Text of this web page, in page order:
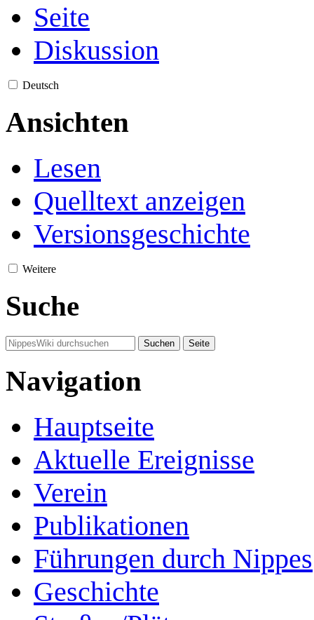
Seite
Diskussion
Deutsch
Ansichten
Lesen
Quelltext anzeigen
Versionsgeschichte
Weitere
Suche
Navigation
Hauptseite
Aktuelle Ereignisse
Verein
Publikationen
Führungen durch Nippes
Geschichte